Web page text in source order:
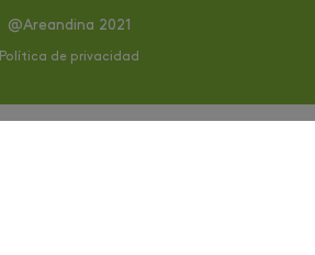
@Areandina 2021
Política de privacidad